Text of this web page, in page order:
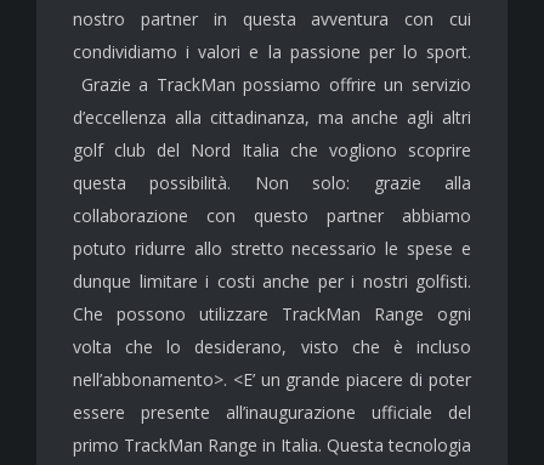
nostro partner in questa avventura con cui
condividiamo i valori e la passione per lo sport.
Grazie a TrackMan possiamo offrire un servizio
d’eccellenza alla cittadinanza, ma anche agli altri
golf club del Nord Italia che vogliono scoprire
questa possibilità. Non solo: grazie alla
collaborazione con questo partner abbiamo
potuto ridurre allo stretto necessario le spese e
dunque limitare i costi anche per i nostri golfisti.
Che possono utilizzare TrackMan Range ogni
volta che lo desiderano, visto che è incluso
nell’abbonamento>. <E’ un grande piacere di poter
essere presente all’inaugurazione ufficiale del
primo TrackMan Range in Italia. Questa tecnologia